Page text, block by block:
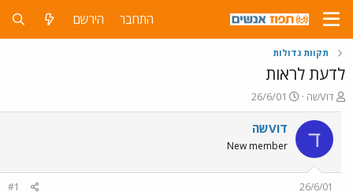
התחבר הירשם
תקוות גדולות
לדעת לראות
פ
ו
ת
ח
ה
דוVשה
פ
ו
ר
ם
26/6/01
ד דוVשה
New member
26/6/01
#1